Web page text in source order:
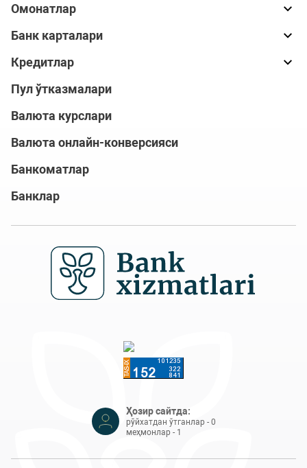
Омонатлар
Банк карталари
Кредитлар
Пул ўтказмалари
Валюта курслари
Валюта онлайн-конверсияси
Банкоматлар
Банклар
Ҳозир сайтда:
рўйхатдан ўтганлар - 0
меҳмонлар - 1